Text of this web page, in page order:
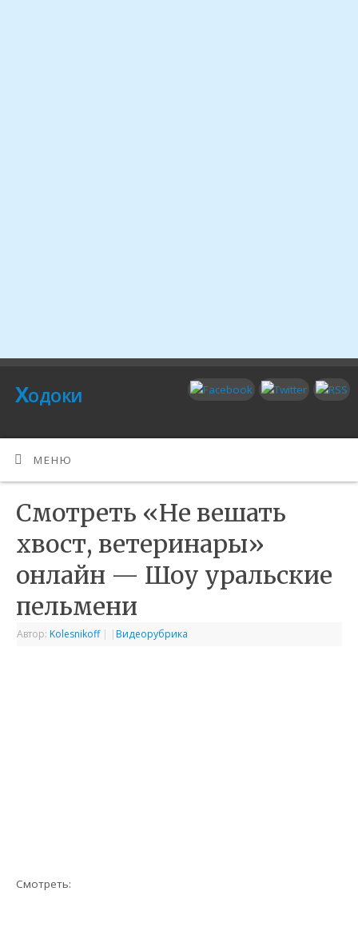
Ходоки
МЕНЮ
Смотреть «Не вешать
хвост, ветеринары»
онлайн — Шоу уральские
пельмени
Автор: Kolesnikoff | | Видеорубрика
Смотреть: